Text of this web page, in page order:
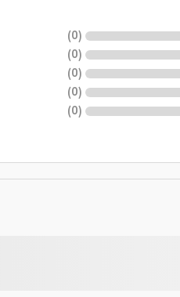
(
0
)
(
0
)
(
0
)
(
0
)
(
0
)